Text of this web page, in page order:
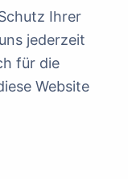
Ihrer
jederzeit
für die
Website